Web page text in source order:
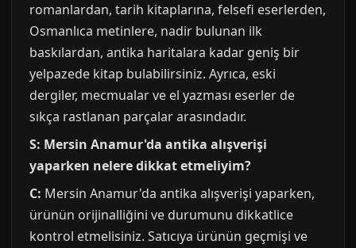
romanlardan, tarih kitaplarına, felsefi eserlerden,
Osmanlıca metinlere, nadir bulunan ilk
baskılardan, antika haritalara kadar geniş bir
yelpazede kitap bulabilirsiniz. Ayrıca, eski
dergiler, mecmualar ve el yazması eserler de
sıkça rastlanan parçalar arasındadır.
S: Mersin Anamur'da antika alışverişi
yaparken nelere dikkat etmeliyim?
C: Mersin Anamur'da antika alışverişi yaparken,
ürünün orijinalliğini ve durumunu dikkatlice
kontrol etmelisiniz. Satıcıya ürünün geçmişi ve